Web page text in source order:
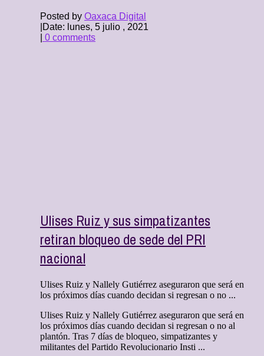
Posted by Oaxaca Digital
Date: lunes, 5 julio , 2021
0 comments
Ulises Ruiz y sus simpatizantes
retiran bloqueo de sede del PRI
nacional
Ulises Ruiz y Nallely Gutiérrez aseguraron que será en
los próximos días cuando decidan si regresan o no ...
Ulises Ruiz y Nallely Gutiérrez aseguraron que será en
los próximos días cuando decidan si regresan o no al
plantón. Tras 7 días de bloqueo, simpatizantes y
militantes del Partido Revolucionario Insti ...